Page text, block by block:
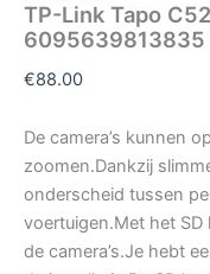
TP-Link Tapo
6095639813835
€88.00
De camera’s kunnen
zoomen.Dankzij
onderscheid tussen
voertuigen.Met het
de camera’s.Je hebt